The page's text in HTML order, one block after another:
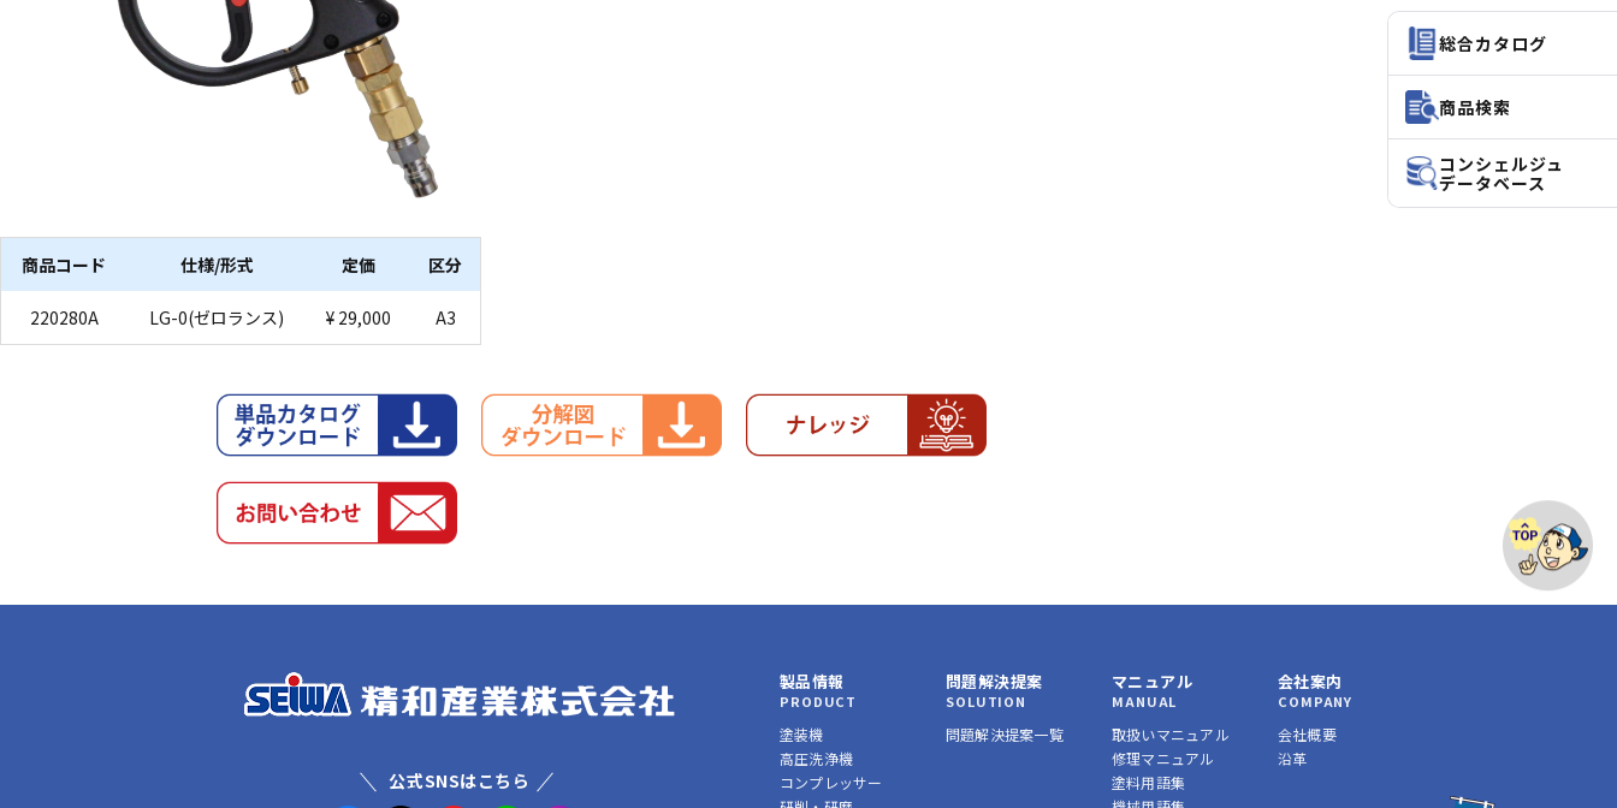
商品コード 仕様/形式 定価 区分
220280A LG-0(ゼロランス) ¥ 29,000 A3
製品情報
PRODUCT
塗装機
高圧洗浄機
コンプレッサー
問題解決提案
SOLUTION
問題解決提案一覧
マニュアル
MANUAL
取扱いマニュアル
修理マニュアル
塗料用語集
会社案内
COMPANY
会社概要
沿革
公式SNSはこちら
総合カタログ
商品検索
コンシェルジュ
データベース